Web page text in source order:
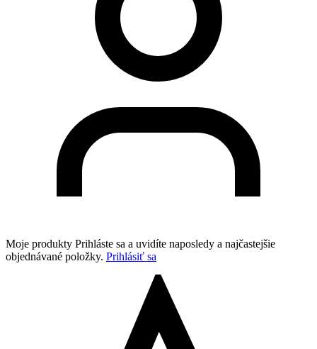
Moje produkty Prihláste sa a uvidíte naposledy a najčastejšie
objednávané položky. Prihlásiť sa